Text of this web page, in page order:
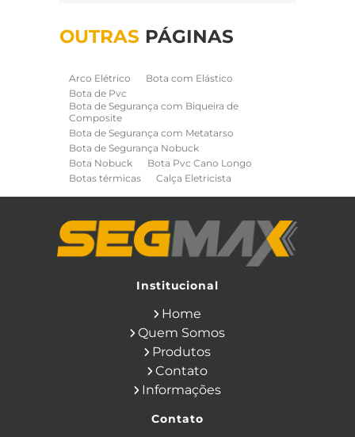
OUTRAS PÁGINAS
Arco Elétrico
Bota com Elástico
Bota de Pvc
Bota de Segurança com Biqueira de
Composite
Bota de Segurança com Metatarso
Bota de Segurança Nobuck
Bota Nobuck
Bota Pvc Cano Longo
Botas térmicas
Calça Eletricista
Capa de Chuva
Cinto de Segurança para Eletricista
Cinto de Seguranca Paraquedista
Cone de Sinalização
Equipamentos de Construcao Civil
Ferramentas Eletricas
Ferramentas Isoladas
Ferramentas Manuais para Construção
Filtro para Respirador
Japona Térmica para Câmara Fria
Luva de Cobertura
Luva Isolante
Institucional
Home
Quem Somos
Produtos
Contato
Informações
Contato